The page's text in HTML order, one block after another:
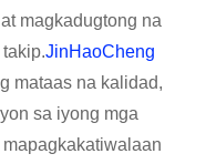
magkadugtong na
JinHaoCheng
mataas na kalidad,
sa iyong mga